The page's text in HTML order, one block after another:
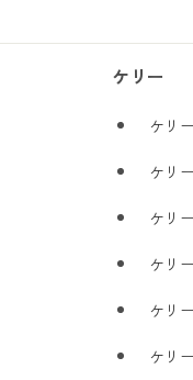
ケリー
ケリ
ケリ
ケリ
ケリ
ケリ
ケリ